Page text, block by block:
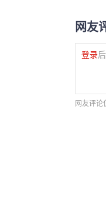
网友
登录
网友评论